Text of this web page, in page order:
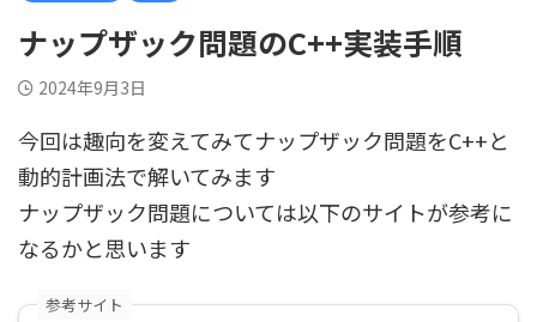
ナップザック問題のC++実装手順
2024年9月3日
今回は趣向を変えてみてナップザック問題をC++と
動的計画法で解いてみます
ナップザック問題については以下のサイトが参考に
なるかと思います
参考サイト